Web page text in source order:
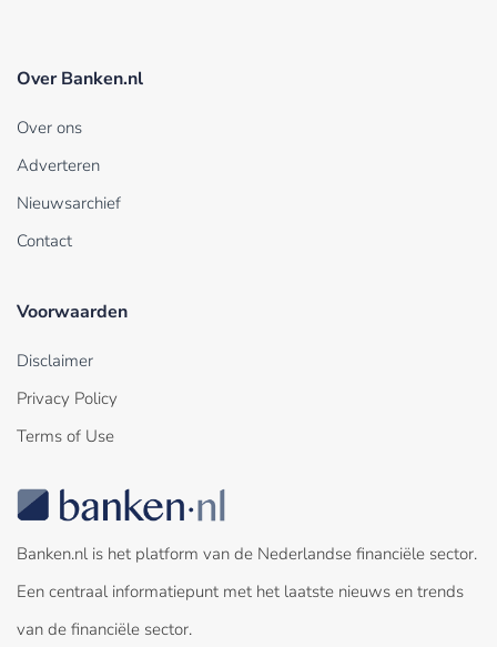
Over Banken.nl
Over ons
Adverteren
Nieuwsarchief
Contact
Voorwaarden
Disclaimer
Privacy Policy
Terms of Use
Banken.nl is het platform van de Nederlandse financiële sector.
Een centraal informatiepunt met het laatste nieuws en trends
van de financiële sector.